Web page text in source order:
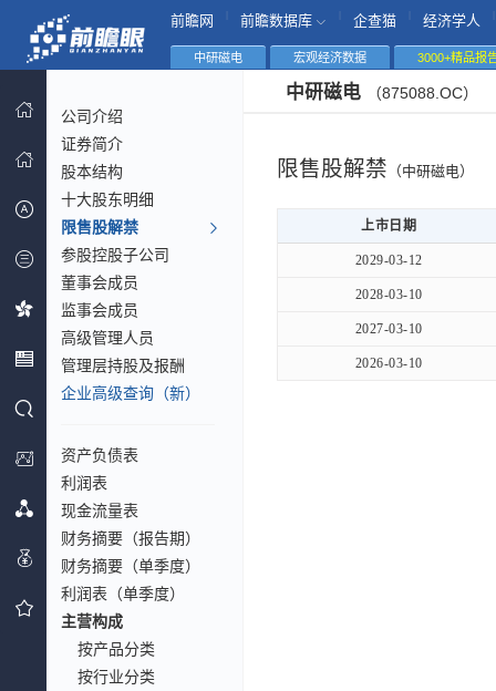
前瞻网 前瞻数据库 企查猫 经济学人
中研磁电 宏观经济数据 3000+精品报
公司介绍
证券简介
股本结构
十大股东明细
限售股解禁
参股控股子公司
董事会成员
监事会成员
高级管理人员
管理层持股及报酬
企业高级查询（新）
资产负债表
利润表
现金流量表
财务摘要（报告期）
财务摘要（单季度）
利润表（单季度）
主营构成
按产品分类
按行业分类
中研磁电 （875088.OC）
限售股解禁 （中研磁电）
上市日期
2029-03-12
2028-03-10
2027-03-10
2026-03-10